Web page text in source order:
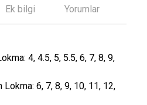
Ek bilgi Yorumlar
4, 4.5, 5, 5.5, 6, 7, 8, 9,
6, 7, 8, 9, 10, 11, 12,